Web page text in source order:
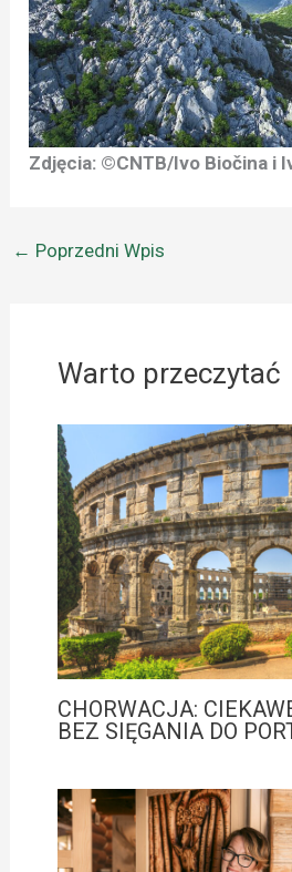
Zdjęcia: ©CNTB/Ivo Biočina i
← Poprzedni Wpis
Warto przeczytać
CHORWACJA:
BEZ SIĘGANIA DO